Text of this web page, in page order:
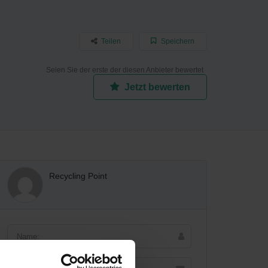
Speichern
Teilen
Seien Sie der erste der diesen Anbieter bewertet
Jetzt bewerten
Recycling Point